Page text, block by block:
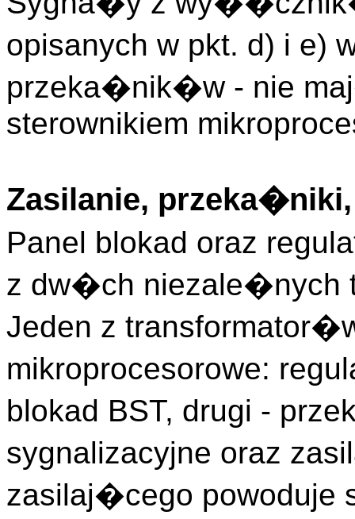
opisanych w pkt. d) i e)
przeka�nik�w - nie
sterownikiem
Zasilanie,
Panel blokad oraz
z dw�ch niezale�nych
Jeden z
mikroprocesorowe:
blokad BST, drugi -
sygnalizacyjne oraz
zasilaj�cego